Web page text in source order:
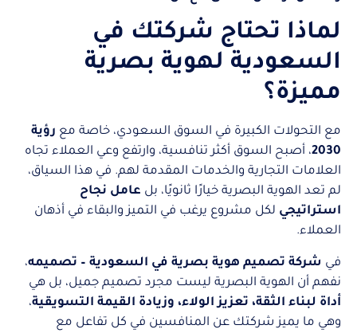
لماذا تحتاج شركتك في
السعودية لهوية بصرية
مميزة؟
مع التحولات الكبيرة في السوق السعودي، خاصة مع رؤية
2030، أصبح السوق أكثر تنافسية، وارتفع وعي العملاء تجاه
العلامات التجارية والخدمات المقدمة لهم. في هذا السياق،
لم تعد الهوية البصرية خيارًا ثانويًا، بل عامل نجاح
استراتيجي لكل مشروع يرغب في التميز والبقاء في أذهان
العملاء.
في شركة تصميم هوية بصرية في السعودية – تصميمه،
نفهم أن الهوية البصرية ليست مجرد تصميم جميل، بل هي
أداة لبناء الثقة، تعزيز الولاء، وزيادة القيمة التسويقية،
وهي ما يميز شركتك عن المنافسين في كل تفاعل مع